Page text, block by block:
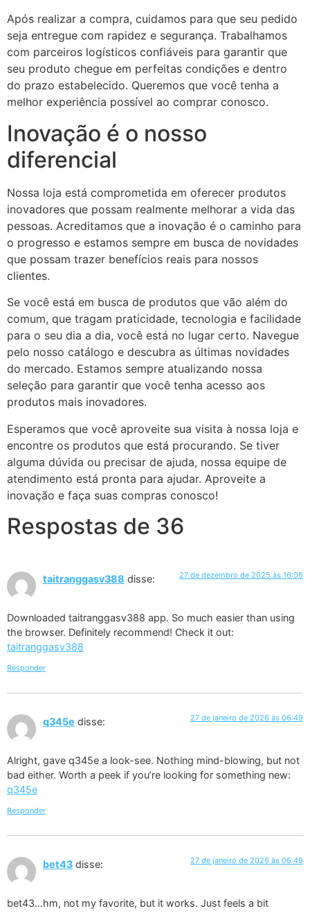
Após realizar a compra, cuidamos para que seu pedido
seja entregue com rapidez e segurança. Trabalhamos
com parceiros logísticos confiáveis para garantir que
seu produto chegue em perfeitas condições e dentro
do prazo estabelecido. Queremos que você tenha a
melhor experiência possível ao comprar conosco.
Inovação é o nosso
diferencial
Nossa loja está comprometida em oferecer produtos
inovadores que possam realmente melhorar a vida das
pessoas. Acreditamos que a inovação é o caminho para
o progresso e estamos sempre em busca de novidades
que possam trazer benefícios reais para nossos
clientes.
Se você está em busca de produtos que vão além do
comum, que tragam praticidade, tecnologia e facilidade
para o seu dia a dia, você está no lugar certo. Navegue
pelo nosso catálogo e descubra as últimas novidades
do mercado. Estamos sempre atualizando nossa
seleção para garantir que você tenha acesso aos
produtos mais inovadores.
Esperamos que você aproveite sua visita à nossa loja e
encontre os produtos que está procurando. Se tiver
alguma dúvida ou precisar de ajuda, nossa equipe de
atendimento está pronta para ajudar. Aproveite a
inovação e faça suas compras conosco!
Respostas de 36
taitranggasv388 disse: 27 de dezembro de 2025 às 16:06
Downloaded taitranggasv388 app. So much easier than using
the browser. Definitely recommend! Check it out:
taitranggasv388
Responder
q345e disse: 27 de janeiro de 2026 às 06:49
Alright, gave q345e a look-see. Nothing mind-blowing, but not
bad either. Worth a peek if you’re looking for something new:
q345e
Responder
bet43 disse: 27 de janeiro de 2026 às 06:49
bet43…hm, not my favorite, but it works. Just feels a bit